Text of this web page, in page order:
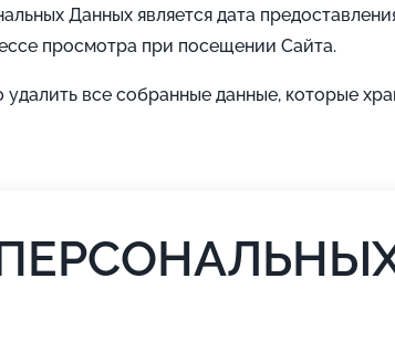
Данных является дата
просмотра при посещении Сайта.
все собранные данные, которые